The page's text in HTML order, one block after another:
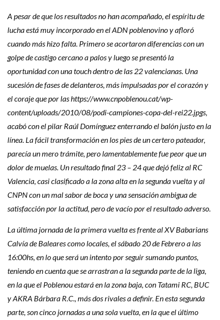
A pesar de que los resultados no han acompañado, el espíritu de
lucha está muy incorporado en el ADN poblenovino y afloró
cuando más hizo falta. Primero se acortaron diferencias con un
golpe de castigo cercano a palos y luego se presentó la
oportunidad con una touch dentro de las 22 valencianas. Una
sucesión de fases de delanteros, más impulsadas por el corazón y
el coraje que por las https://www.cnpoblenou.cat/wp-
content/uploads/2010/08/podi-campiones-copa-del-rei22.jpgs,
acabó con el pilar Raúl Domínguez enterrando el balón justo en la
línea. La fácil transformación en los pies de un certero pateador,
parecía un mero trámite, pero lamentablemente fue peor que un
dolor de muelas. Un resultado final 23 – 24 que dejó feliz al RC
Valencia, casi clasificado a la zona alta en la segunda vuelta y al
CNPN con un mal sabor de boca y una sensación ambigua de
satisfacción por la actitud, pero de vacío por el resultado adverso.
La última jornada de la primera vuelta es frente al XV Babarians
Calvía de Baleares como locales, el sábado 20 de Febrero a las
16:00hs, en lo que será un intento por seguir sumando puntos,
teniendo en cuenta que se arrastran a la segunda parte de la liga,
en la que el Poblenou estará en la zona baja, con Tatami RC, BUC
y AKRA Bárbara R.C., más dos rivales a definir. En esta segunda
parte, son cinco jornadas a una sola vuelta, en la que el último